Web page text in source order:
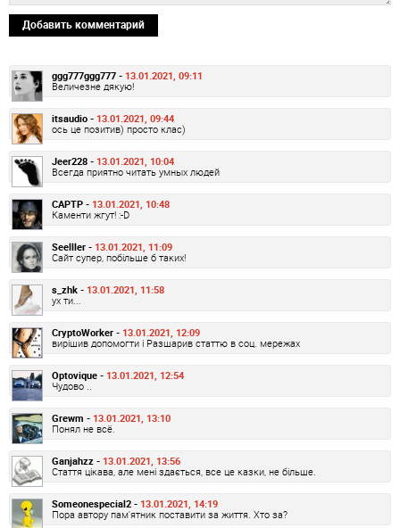
Добавить комментарий
ggg777ggg777 - 13.01.2021, 09:11
Величезне дякую!
itsaudio - 13.01.2021, 09:44
ось це позитив) просто клас)
Jeer228 - 13.01.2021, 10:04
Всегда приятно читать умных людей
CAPTP - 13.01.2021, 10:48
Каменти жгут! :-D
Seelller - 13.01.2021, 11:09
Сайт супер, побільше б таких!
s_zhk - 13.01.2021, 11:58
ух ти...
CryptoWorker - 13.01.2021, 12:09
вирішив допомогти і Разшарив статтю в соц. мережах
Optovique - 13.01.2021, 12:54
Чудово ..
Grewm - 13.01.2021, 13:10
Понял не всё.
Ganjahzz - 13.01.2021, 13:56
Стаття цікава, але мені здається, все це казки, не більше.
Someonespecial2 - 13.01.2021, 14:19
Пора автору пам'ятник поставити за життя. Хто за?